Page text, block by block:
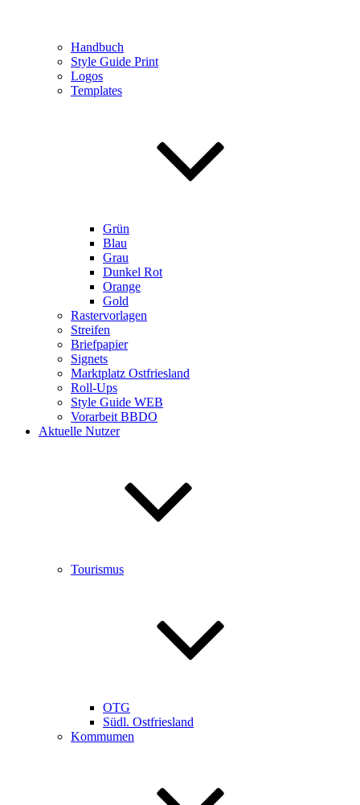
Handbuch
Style Guide Print
Logos
Templates
Grün
Blau
Grau
Dunkel Rot
Orange
Gold
Rastervorlagen
Streifen
Briefpapier
Signets
Marktplatz Ostfriesland
Roll-Ups
Style Guide WEB
Vorarbeit BBDO
Aktuelle Nutzer
Tourismus
OTG
Südl. Ostfriesland
Kommumen